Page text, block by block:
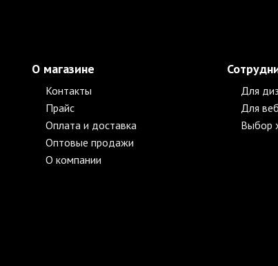
О магазине
Контакты
Прайс
Оплата и доставка
Оптовые продажи
О компании
Для
Для
Выбор